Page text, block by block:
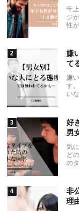
年
ジ
性
嫌
て
嫌
す
い
好
男
気
ど
の
非
理